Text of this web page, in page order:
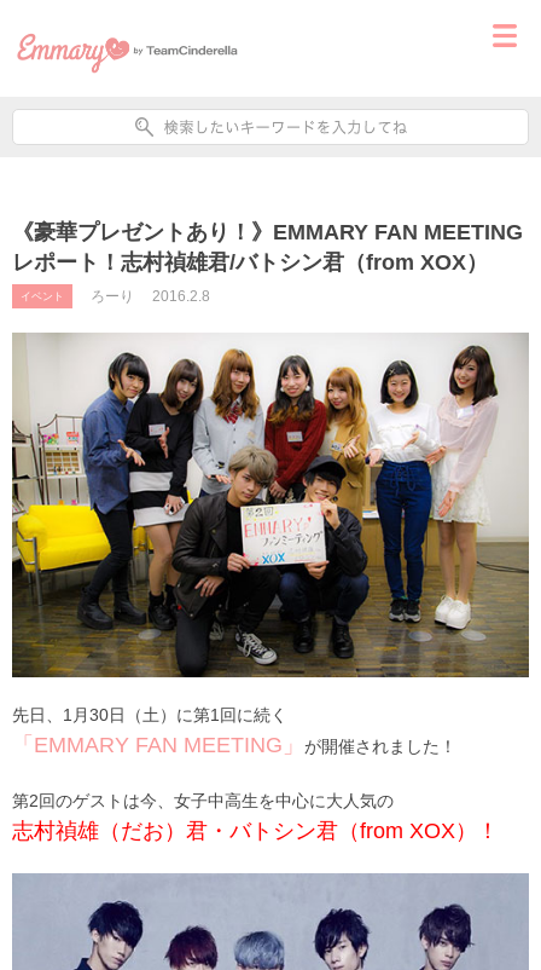
《豪華プレゼントあり！》EMMARY FAN MEETING
レポート！志村禎雄君/バトシン君（from XOX）
イベント ろーり 2016.2.8
先日、1月30日（土）に第1回に続く
「EMMARY FAN MEETING」 が開催されました！
第2回のゲストは今、女子中高生を中心に大人気の
志村禎雄（だお）君・バトシン君（from XOX）！